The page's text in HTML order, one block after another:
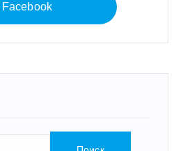
Facebook